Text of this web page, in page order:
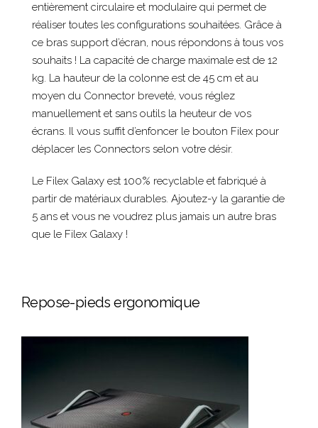
entièrement circulaire et modulaire qui permet de
réaliser toutes les configurations souhaitées. Grâce à
ce bras support d’écran, nous répondons à tous vos
souhaits ! La capacité de charge maximale est de 12
kg. La hauteur de la colonne est de 45 cm et au
moyen du Connector breveté, vous réglez
manuellement et sans outils la heuteur de vos
écrans. Il vous suffit d’enfoncer le bouton Filex pour
déplacer les Connectors selon votre désir.
Le Filex Galaxy est 100% recyclable et fabriqué à
partir de matériaux durables. Ajoutez-y la garantie de
5 ans et vous ne voudrez plus jamais un autre bras
que le Filex Galaxy !
Repose-pieds ergonomique